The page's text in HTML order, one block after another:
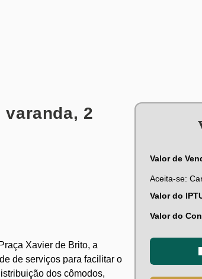
varanda, 2
Xavier de Brito, a
de serviços para facilitar o
dos cômodos,
Valor de
Aceita-se:
Valor do
Valor do